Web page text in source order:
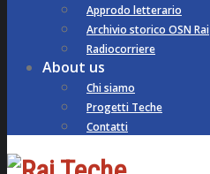
Approdo letterario
Archivio storico OSN Rai
Radiocorriere
About us
Chi siamo
Progetti Teche
Contatti